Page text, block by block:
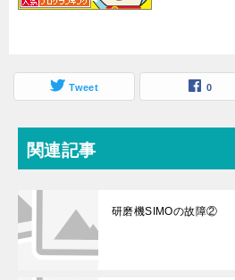
Tweet 0
関連記事
研磨機SIMOの故障②